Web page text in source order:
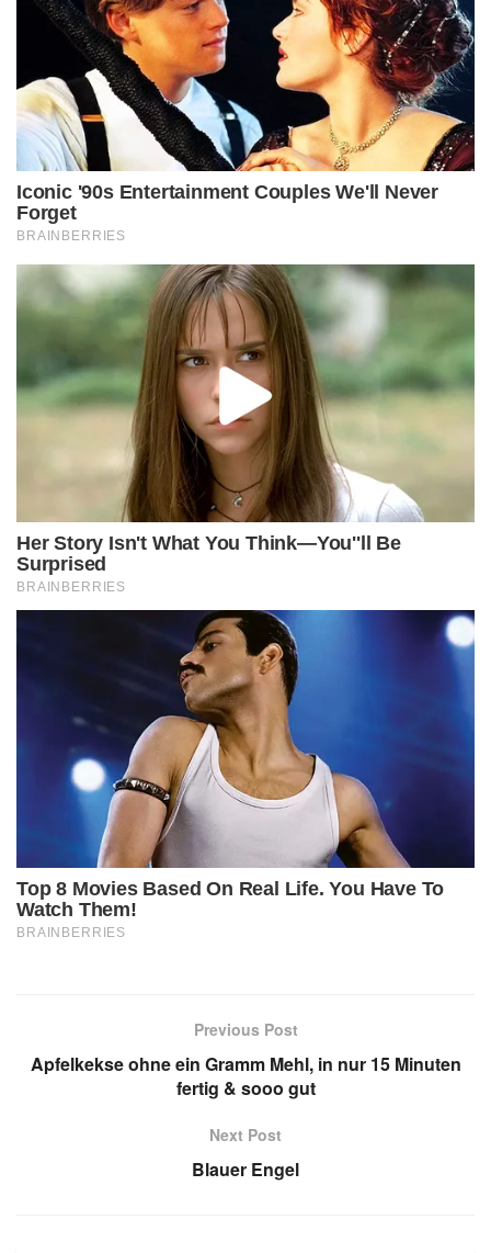
Previous Post
Apfelkekse ohne ein Gramm Mehl, in nur 15 Minuten
fertig & sooo gut
Next Post
Blauer Engel